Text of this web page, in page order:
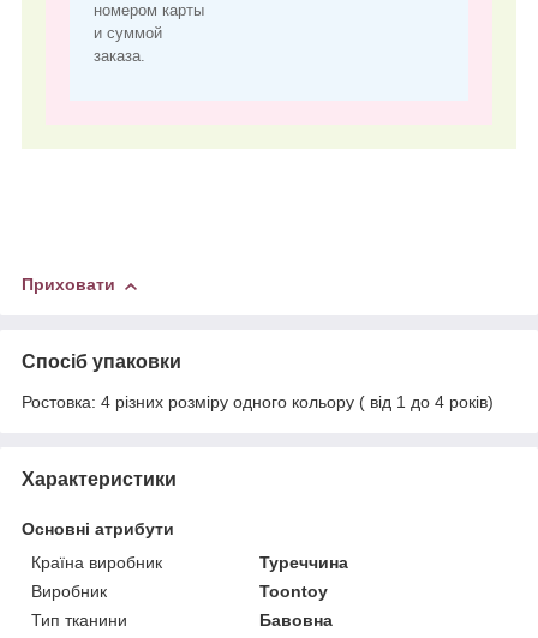
номером карты
и суммой
заказа.
Приховати
Спосіб упаковки
Ростовка: 4 різних розміру одного кольору ( від 1 до 4 років)
Характеристики
Основні атрибути
Країна виробник
Туреччина
Виробник
Toontoy
Тип тканини
Бавовна